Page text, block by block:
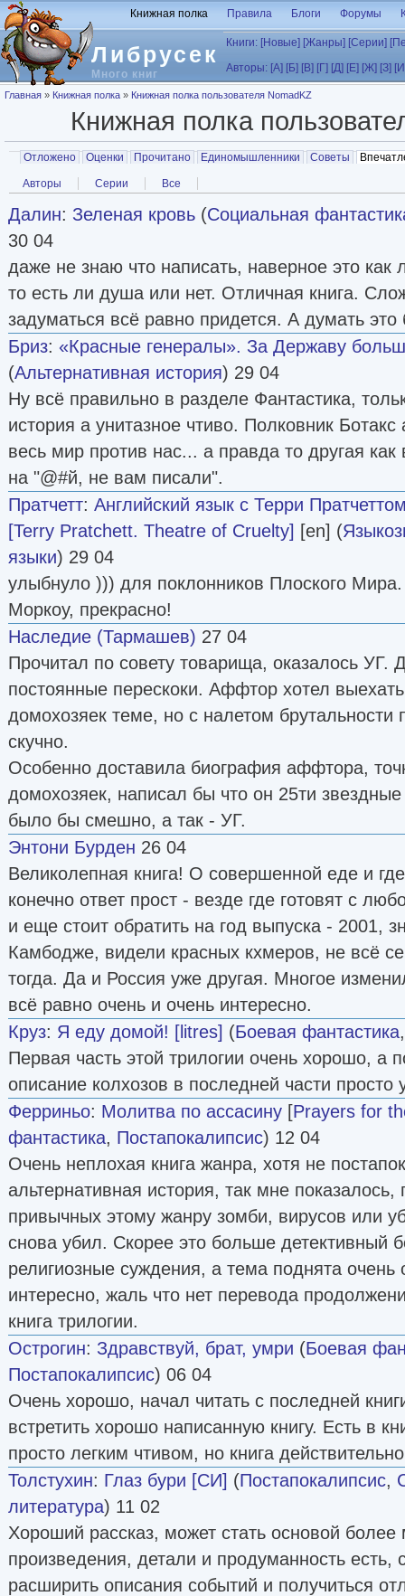
Перейти к основному содержанию
Либрусек
Много книг
Книжная полка Правила Блоги Форумы
Книги: [Новые] [Жанры] [Серии]
Авторы: [А] [Б] [В] [Г] [Д] [Е] [Ж] [З]
Вы здесь
Главная » Книжная полка » Книжная полка пользователя NomadKZ
Книжная полка
Главные вкладки
Отложено Оценки Прочитано Единомышленники Советы
Вторичные вкладки
Авторы Серии Все
Далин: Зеленая кровь (Социальная
30 04
даже не знаю что написать, наверное это как
то есть ли душа или нет. Отличная книга.
задуматься всё равно придется. А думать
Бриз: «Красные генералы». За Державу
(Альтернативная история) 29 04
Ну всё правильно в разделе Фантастика,
история а унитазное чтиво. Полковник Ботакс
весь мир против нас... а правда то другая
на "@#й, не вам писали".
Пратчетт: Английский язык с Терри
[Terry Pratchett. Theatre of Cruelty] [en] (
языки) 29 04
улыбнуло ))) для поклонников Плоского
Моркоу, прекрасно!
Наследие (Тармашев) 27 04
Прочитал по совету товарища, оказалось УГ.
постоянные перескоки. Аффтор хотел
домохозяек теме, но с налетом брутальности
скучно.
Особенно доставила биография аффтора,
домохозяек, написал бы что он 25ти
было бы смешно, а так - УГ.
Энтони Бурден 26 04
Великолепная книга! О совершенной еде и
конечно ответ прост - везде где готовят с
и еще стоит обратить на год выпуска - 2001,
Камбодже, видели красных кхмеров, не всё
тогда. Да и Россия уже другая. Многое
всё равно очень и очень интересно.
Круз: Я еду домой! [litres] (Боевая фантастика
Первая часть этой трилогии очень хорошо, а
описание колхозов в последней части просто
Ферриньо: Молитва по ассасину [Prayers for
фантастика, Постапокалипсис) 12 04
Очень неплохая книга жанра, хотя не
альтернативная история, так мне показалось,
привычных этому жанру зомби, вирусов или
снова убил. Скорее это больше детективный
религиозные суждения, а тема поднята очень
интересно, жаль что нет перевода
книга трилогии.
Острогин: Здравствуй, брат, умри (Боевая
Постапокалипсис) 06 04
Очень хорошо, начал читать с последней
встретить хорошо написанную книгу. Есть в
просто легким чтивом, но книга
Толстухин: Глаз бури [СИ] (Постапокалипсис,
литература) 11 02
Хороший рассказ, может стать основой более
произведения, детали и продуманность есть,
расширить описания событий и получиться